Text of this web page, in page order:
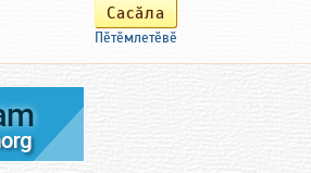
Пӗтӗмлетӗвӗ